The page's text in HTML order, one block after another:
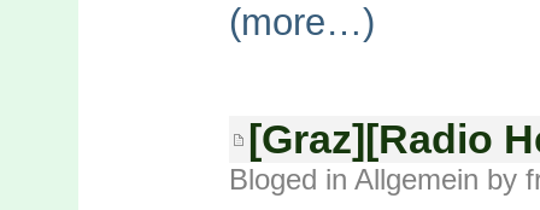
(more…)
[Graz][Radio
Bloged in Allgemein by